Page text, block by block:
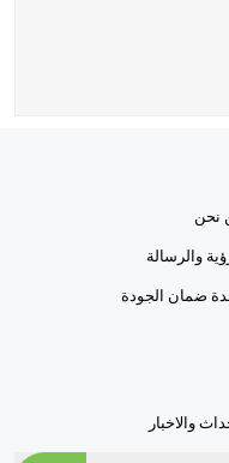
نحن
والرسالة
ضمان الجودة
والاخبار